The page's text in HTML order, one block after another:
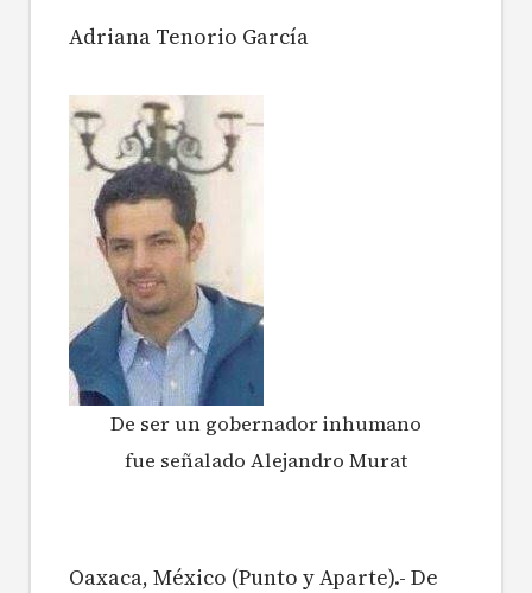
Adriana Tenorio García
De ser un gobernador inhumano
fue señalado Alejandro Murat
Oaxaca, México (Punto y Aparte).- De